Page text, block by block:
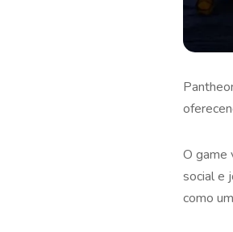
O game
social e
como